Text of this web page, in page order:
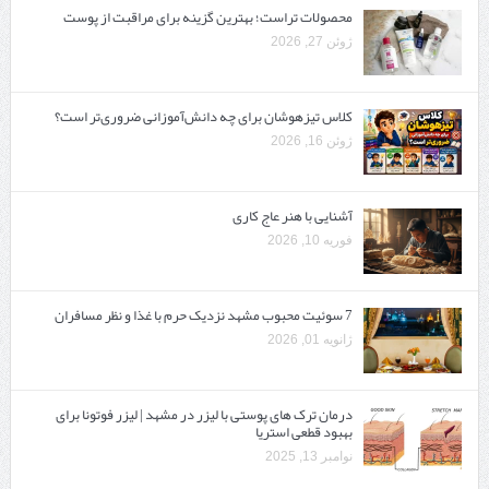
محصولات تراست؛ بهترین گزینه برای مراقبت از پوست
ژوئن 27, 2026
کلاس تیزهوشان برای چه دانش‌آموزانی ضروری‌تر است؟
ژوئن 16, 2026
آشنایی با هنر عاج کاری
فوریه 10, 2026
7 سوئیت محبوب مشهد نزدیک حرم با غذا و نظر مسافران
ژانویه 01, 2026
درمان ترک های پوستی با لیزر در مشهد | لیزر فوتونا برای
بهبود قطعی استریا
نوامبر 13, 2025